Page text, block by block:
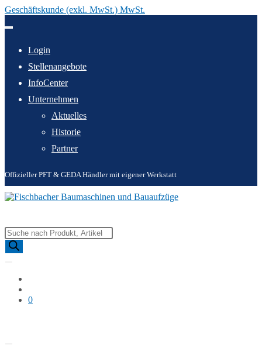
Geschäftskunde (exkl. MwSt.) MwSt.
Inhalt
Login
Stellenangebote
InfoCenter
Unternehmen
Aktuelles
Historie
Partner
Offizieller PFT & GEDA Händler mit eigener Werkstatt
Products
search
0